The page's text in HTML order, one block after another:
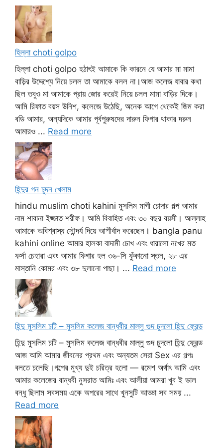
হিল্লা choti golpo
হিল্লা choti golpo হঠাৎই আমাকে কি কারনে যে আমার মা মামা
বাড়ির উদ্দেশ্যে নিয়ে চলল তা আমাকে বলল না।আজ কলেজ যাবার কথা
ছিল তবুও মা আমাকে প্রায় জোর করেই নিয়ে চলল মামা বাড়ির দিকে।
আমি রিফাত বয়স উনিশ, কলেজে উঠেছি, অনেক আগে থেকেই জিম করা
বডি আমার, অন্যদিকে আমার পূর্বপুরুষদের দারুন ফিগার থাকার দরুন
আমারও ... Read more
হিন্দুর গন চুদন খেলাম
hindu muslim choti kahini মুসলিম মাগী চোদার গল্প আমার
নাম শাবানা ইজ্জাত শরীফ। আমি বিবাহিত এবং ৩০ বছর বয়সী। আল্লাহ
আমাকে অবিশ্বাস্য সৌন্দর্য দিয়ে আশীর্বাদ করেছেন। bangla panu
kahini online আমার হালকা বাদামী চোখ এবং ধারালো নখের মত
ফর্সা চেহারা এবং আমার ফিগার হল ৩৬-সি ফুঁকানো স্তন, ২৮ এর
মাস্তানি কোমর এবং ৩৮ দুলানো পাছা। ... Read more
হিন্দু মুসলিম চটি – মুসলিম কলেজ বান্ধবীর মাল্লু গুদ চুদলো হিন্দু ফ্রেন্ড
হিন্দু মুসলিম চটি – মুসলিম কলেজ বান্ধবীর মাল্লু গুদ চুদলো হিন্দু ফ্রেন্ড
আজ আমি আমার জীবনের প্রথম এবং অন্যতম সেরা Sex এর গল্পঃ
বলতে চলেছি।গল্পের মুখ্য দুই চরিত্র হলো — রমেশ অর্থাৎ আমি এবং
আমার কলেজের বান্ধবী নুসরাত আমিঃ এবং আলীয়া আমরা খুব ই ভাল
বন্ধু ছিলাম সবসময় একে অপরের সাথে খুনসুটি আড্ডা সব সময় ...
Read more